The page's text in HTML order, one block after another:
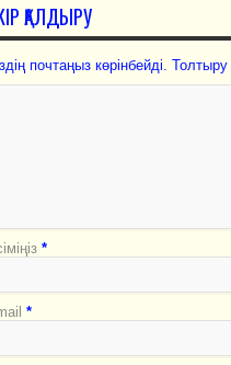
ҚАЛДЫРУ
почтаңыз көрінбейді. Толтыру
*
*